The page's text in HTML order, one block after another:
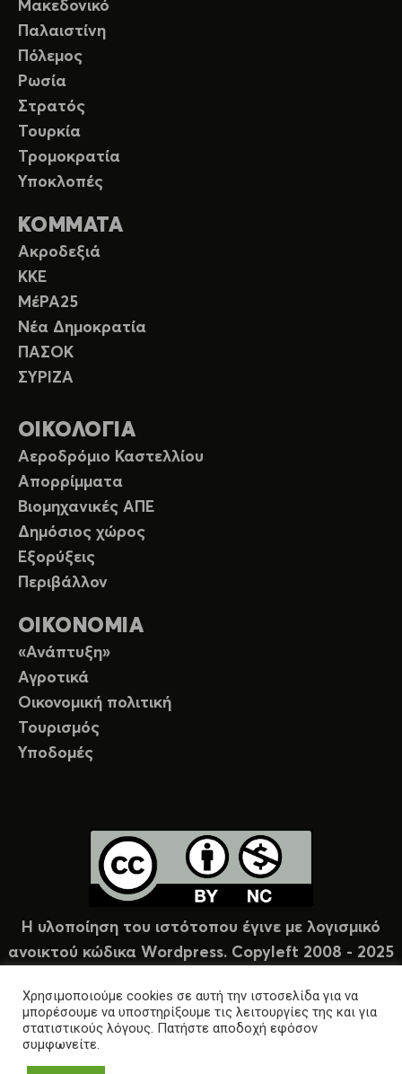
Μακεδονικό
Παλαιστίνη
Πόλεμος
Ρωσία
Στρατός
Τουρκία
Τρομοκρατία
Υποκλοπές
ΚΟΜΜΑΤΑ
Ακροδεξιά
ΚΚΕ
ΜέΡΑ25
Νέα Δημοκρατία
ΠΑΣΟΚ
ΣΥΡΙΖΑ
ΟΙΚΟΛΟΓΙΑ
Αεροδρόμιο Καστελλίου
Απορρίμματα
Βιομηχανικές ΑΠΕ
Δημόσιος χώρος
Εξορύξεις
Περιβάλλον
ΟΙΚΟΝΟΜΙΑ
«Ανάπτυξη»
Αγροτικά
Οικονομική πολιτική
Τουρισμός
Υποδομές
Η υλοποίηση του ιστότοπου έγινε με λογισμικό
ανοικτού κώδικα Wordpress. Copyleft 2008 - 2025
Χρησιμοποιούμε cookies σε αυτή την ιστοσελίδα για να
μπορέσουμε να υποστηρίξουμε τις λειτουργίες της και για
στατιστικούς λόγους. Πατήστε αποδοχή εφόσον
συμφωνείτε.